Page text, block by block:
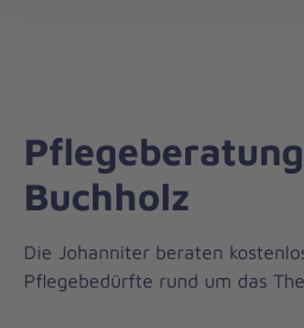
Buchholz
Die Johanniter beraten
Pflegebedürfte rund um das